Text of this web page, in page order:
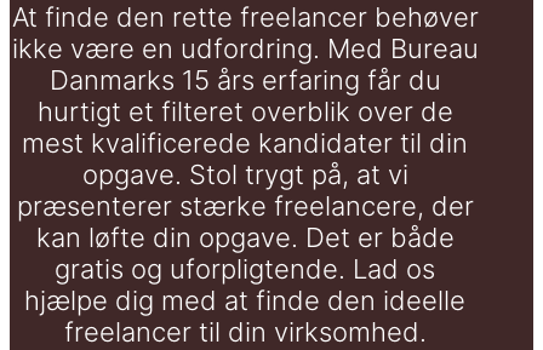
At finde den rette freelancer behøver
ikke være en udfordring. Med Bureau
Danmarks 15 års erfaring får du
hurtigt et filteret overblik over de
mest kvalificerede kandidater til din
opgave. Stol trygt på, at vi
præsenterer stærke freelancere, der
kan løfte din opgave. Det er både
gratis og uforpligtende. Lad os
hjælpe dig med at finde den ideelle
freelancer til din virksomhed.